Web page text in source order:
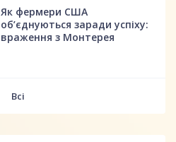
Як фермери США
об’єднуються заради успіху:
враження з Монтерея
Всі